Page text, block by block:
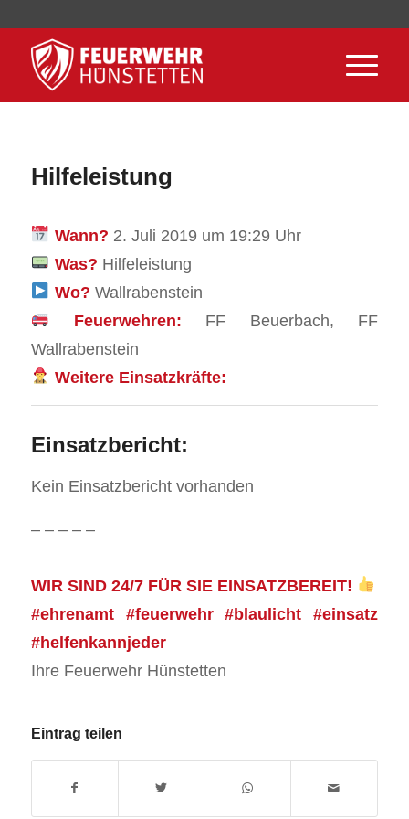
Hilfeleistung
Wann? 2. Juli 2019 um 19:29 Uhr
Was? Hilfeleistung
Wo? Wallrabenstein
Feuerwehren: FF Beuerbach, FF
Wallrabenstein
Weitere Einsatzkräfte:
Einsatzbericht:
Kein Einsatzbericht vorhanden
– – – – –
WIR SIND 24/7 FÜR SIE EINSATZBEREIT!
#ehrenamt #feuerwehr #blaulicht #einsatz
#helfenkannjeder
Ihre Feuerwehr Hünstetten
Eintrag teilen